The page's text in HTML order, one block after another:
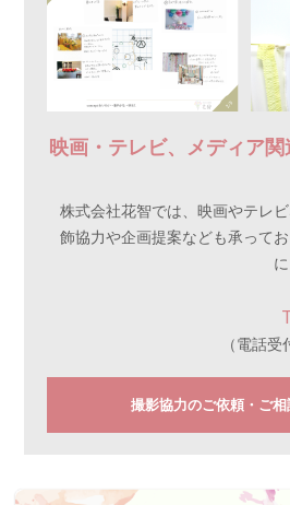
映画・テレビ、メディア
株式会社花智では、映画やテレ
飾協力や企画提案なども承って
（電話
撮影協力のご依頼・ご